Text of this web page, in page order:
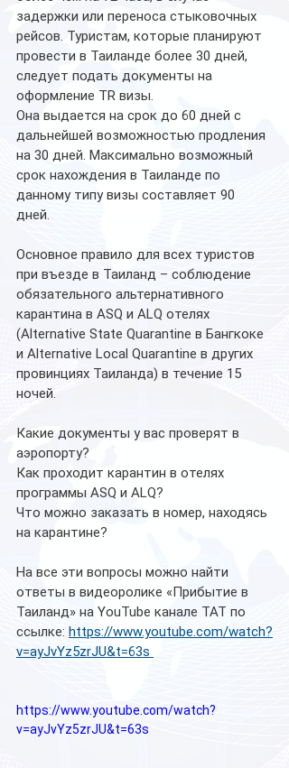
задержки или переноса стыковочных
рейсов. Туристам, которые планируют
провести в Таиланде более 30 дней,
следует подать документы на
оформление TR визы.
Она выдается на срок до 60 дней с
дальнейшей возможностью продления
на 30 дней. Максимально возможный
срок нахождения в Таиланде по
данному типу визы составляет 90
дней.
Основное правило для всех туристов
при въезде в Таиланд – соблюдение
обязательного альтернативного
карантина в ASQ и ALQ отелях
(Alternative State Quarantine в Бангкоке
и Alternative Local Quarantine в других
провинциях Таиланда) в течение 15
ночей.
Какие документы у вас проверят в
аэропорту?
Как проходит карантин в отелях
программы ASQ и ALQ?
Что можно заказать в номер, находясь
на карантине?
На все эти вопросы можно найти
ответы в видеоролике «Прибытие в
Таиланд» на YouTube канале ТАТ по
ссылке: https://www.youtube.com/watch?
v=ayJvYz5zrJU&t=63s
https://www.youtube.com/watch?
v=ayJvYz5zrJU&t=63s